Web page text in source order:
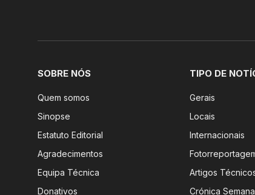
SOBRE NÓS
Quem somos
Sinopse
Estatuto Editorial
Agradecimentos
Equipa Técnica
Donativos
TIPO DE
Gerais
Locais
Internacionais
Artigos
Crónica